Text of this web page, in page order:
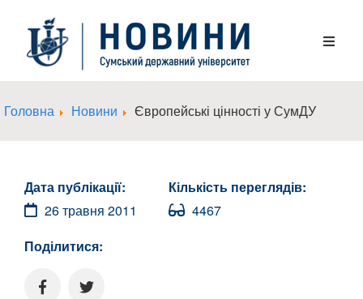
Головна Новини Європейські цінності у СумДУ
Дата публікації:
26 травня 2011
Кількість переглядів:
4467
Поділитися: